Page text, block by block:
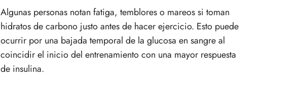
Algunas personas notan fatiga, temblores o mareos si toman
hidratos de carbono justo antes de hacer ejercicio. Esto puede
ocurrir por una bajada temporal de la glucosa en sangre al
coincidir el inicio del entrenamiento con una mayor respuesta
de insulina.